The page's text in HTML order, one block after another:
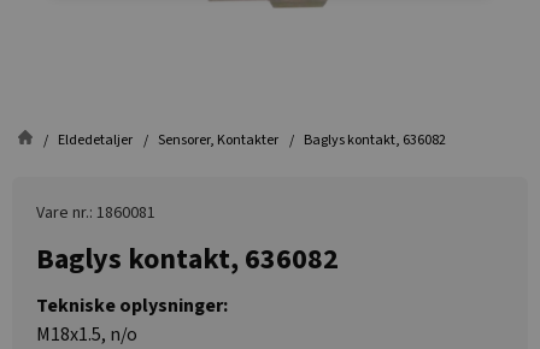
Eldedetaljer Sensorer, Kontakter Baglys kontakt, 636082
Vare nr.: 1860081
Baglys kontakt, 636082
Tekniske oplysninger:
M18x1.5, n/o